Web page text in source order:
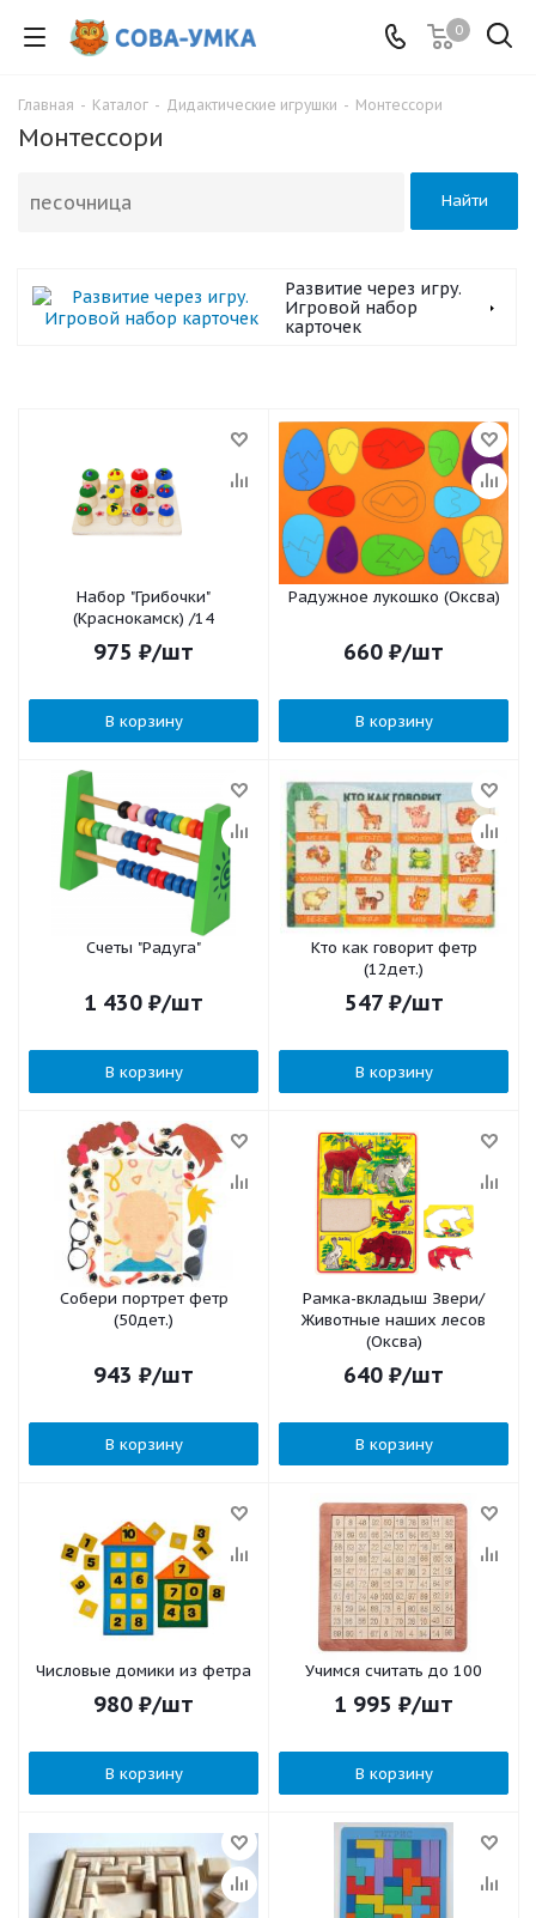
0
Главная - Каталог - Дидактические игрушки - Монтессори
Монтессори
Найти
Развитие через игру.
Игровой набор
карточек
Набор "Грибочки"
(Краснокамск) /14
975 ₽/шт
В корзину
Радужное лукошко (Оксва)
660 ₽/шт
В корзину
Счеты "Радуга"
1 430 ₽/шт
В корзину
Кто как говорит фетр
(12дет.)
547₽/шт
В корзину
Собери портрет фетр
(50дет.)
943 ₽/шт
В корзину
Рамка-вкладыш Звери/
Животные наших лесов
(Оксва)
640 ₽/шт
В корзину
Числовые домики из фетра
980 ₽/шт
В корзину
Учимся считать до 100
1 995 ₽/шт
В корзину